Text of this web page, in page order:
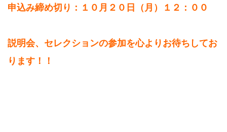
申込み締め切り：１０月２０日（月）１２：００
説明会、セレクションの参加を心よりお待ちしてお
ります！！